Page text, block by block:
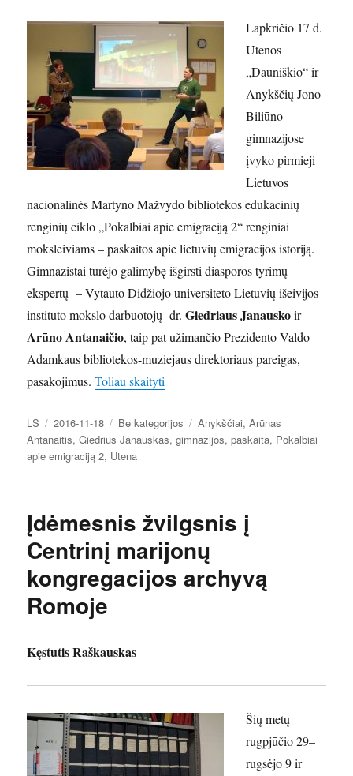
Lapkričio 17 d.
Utenos
„Dauniškio“ ir
Anykščių Jono
Biliūno
gimnazijose
įvyko pirmieji
Lietuvos
nacionalinės Martyno Mažvydo bibliotekos edukacinių
renginių ciklo „Pokalbiai apie emigraciją 2“ renginiai
moksleiviams – paskaitos apie lietuvių emigracijos istoriją.
Gimnazistai turėjo galimybę išgirsti diasporos tyrimų
ekspertų – Vytauto Didžiojo universiteto Lietuvių išeivijos
instituto mokslo darbuotojų dr.Giedriaus Janauskoir
Arūno Antanaičio, taip pat užimančio Prezidento Valdo
Adamkaus bibliotekos-muziejaus direktoriaus pareigas,
pasakojimus.Toliau skaityti
Autorius
LS Paskelbta
2016-11-18 Kategorijos
Be kategorijos Žymos
Anykščiai,Arūnas
Antanaitis,Giedrius Janauskas,gimnazijos,paskaita, Pokalbiai
apie emigraciją 2, Utena
Įdėmesnis žvilgsnis į
Centrinį marijonų
kongregacijos archyvą
Romoje
Kęstutis Raškauskas
Šių metų
rugpjūčio 29–
rugsėjo 9 ir